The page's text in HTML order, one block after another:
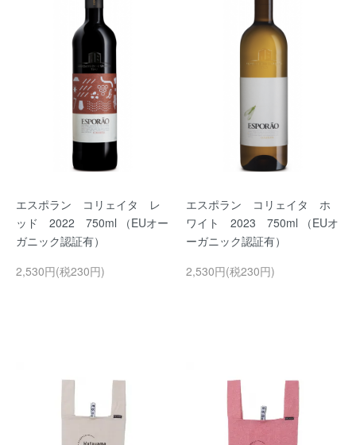
エスポラン コリェイタ レ
ッド 2022 750ml （EUオー
ガニック認証有）
2,530円(税230円)
エスポラン コリェイタ ホ
ワイト 2023 750ml （EUオ
ーガニック認証有）
2,530円(税230円)